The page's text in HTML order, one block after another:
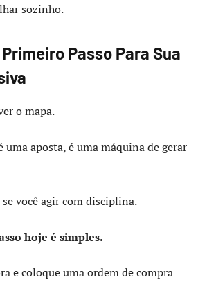
sozinho.
Primeiro Passo Para Sua
o mapa.
uma aposta, é uma máquina de gerar
você agir com disciplina.
hoje é simples.
e coloque uma ordem de compra